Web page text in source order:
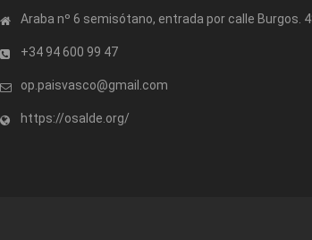
Araba nº 6 semisótano, entrada por calle Burgos.
+34 94 600 99 47
op.paisvasco@gmail.com
https://osalde.org/